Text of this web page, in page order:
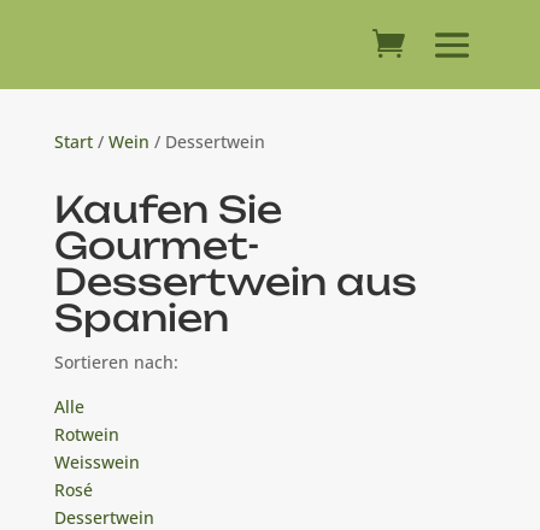
Start/ Wein / Dessertwein
Kaufen Sie
Gourmet-
Dessertwein aus
Spanien
Sortieren nach:
Alle
Rotwein
Weisswein
Rosé
Dessertwein